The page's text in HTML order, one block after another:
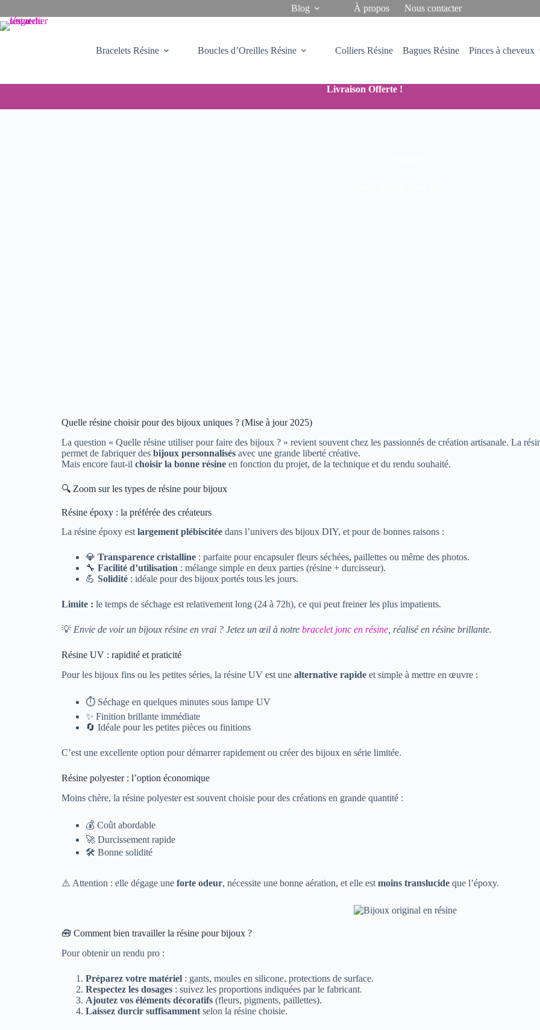
Blog À propos Nous contacter
Bracelets Résine Boucles d’Oreilles Résine Colliers Résine Bagues Résine Pinces à cheveux
Livraison Offerte !
Quelle résine choisir pour des bijoux uniques ? (Mise à jour 2025)
La question « Quelle résine utiliser pour faire des bijoux ? » revient souvent chez les passionnés de création artisanale. La
permet de fabriquer des bijoux personnalisés avec une grande liberté créative.
Mais encore faut-il choisir la bonne résine en fonction du projet, de la technique et du rendu souhaité.
🔍 Zoom sur les types de résine pour bijoux
Résine époxy : la préférée des créateurs
La résine époxy est largement plébiscitée dans l’univers des bijoux DIY, et pour de bonnes raisons :
💎 Transparence cristalline : parfaite pour encapsuler fleurs séchées, paillettes ou même des photos.
🔧 Facilité d’utilisation : mélange simple en deux parties (résine + durcisseur).
💪 Solidité : idéale pour des bijoux portés tous les jours.
Limite : le temps de séchage est relativement long (24 à 72h), ce qui peut freiner les plus impatients.
💡 Envie de voir un bijoux résine en vrai ? Jetez un œil à notre bracelet jonc en résine , réalisé en résine brillante.
Résine UV : rapidité et praticité
Pour les bijoux fins ou les petites séries, la résine UV est une alternative rapide et simple à mettre en œuvre :
⏱ Séchage en quelques minutes sous lampe UV
✨ Finition brillante immédiate
🔄 Idéale pour les petites pièces ou finitions
C’est une excellente option pour démarrer rapidement ou créer des bijoux en série limitée.
Résine polyester : l’option économique
Moins chère, la résine polyester est souvent choisie pour des créations en grande quantité :
💰 Coût abordable
🚀 Durcissement rapide
🛠 Bonne solidité
⚠️ Attention : elle dégage une forte odeur, nécessite une bonne aération, et elle est moins translucide que l’époxy.
🧰 Comment bien travailler la résine pour bijoux ?
Pour obtenir un rendu pro :
Préparez votre matériel : gants, moules en silicone, protections de surface.
Respectez les dosages : suivez les proportions indiquées par le fabricant.
Ajoutez vos éléments décoratifs (fleurs, pigments, paillettes).
Laissez durcir suffisamment selon la résine choisie.